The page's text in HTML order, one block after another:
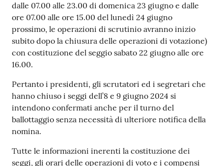
Seguici
su
dalle 07.00 alle 23.00 di domenica 23 giugno e dalle
ore 07.00 alle ore 15.00 del lunedì 24 giugno
prossimo, le operazioni di scrutinio avranno inizio
subito dopo la chiusura delle operazioni di votazione)
con costituzione del seggio sabato 22 giugno alle ore
16.00.
Pertanto i presidenti, gli scrutatori ed i segretari che
hanno chiuso i seggi dell’8 e 9 giugno 2024 si
intendono confermati anche per il turno del
ballottaggio senza necessità di ulteriore notifica della
nomina.
Tutte le informazioni inerenti la costituzione dei
seggi, gli orari delle operazioni di voto e i compensi